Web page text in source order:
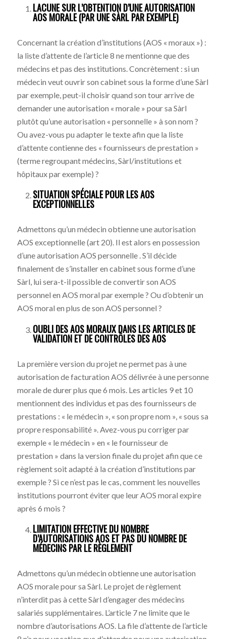
LACUNE SUR L’OBTENTION D’UNE AUTORISATION
AOS MORALE (PAR UNE SÀRL PAR EXEMPLE)
Concernant la création d’institutions (AOS « moraux ») :
la liste d’attente de l’article 8 ne mentionne que des
médecins et pas des institutions. Concrètement : si un
médecin veut ouvrir son cabinet sous la forme d’une Sàrl
par exemple, peut-il choisir quand son tour arrive de
demander une autorisation « morale » pour sa Sàrl
plutôt qu’une autorisation « personnelle » à son nom ?
Ou avez-vous pu adapter le texte afin que la liste
d’attente contienne des « fournisseurs de prestation »
(terme regroupant médecins, Sàrl/institutions et
hôpitaux par exemple) ?
SITUATION SPÉCIALE POUR LES AOS
EXCEPTIONNELLES
Admettons qu’un médecin obtienne une autorisation
AOS exceptionnelle (art 20). Il est alors en possession
d’une autorisation AOS personnelle . S’il décide
finalement de s’installer en cabinet sous forme d’une
Sàrl, lui sera-t-il possible de convertir son AOS
personnel en AOS moral par exemple ? Ou d’obtenir un
AOS moral en plus de son AOS personnel ?
OUBLI DES AOS MORAUX DANS LES ARTICLES DE
VALIDATION ET DE CONTRÔLES DES AOS
La première version du projet ne permet pas à une
autorisation de facturation AOS délivrée à une personne
morale de durer plus que 6 mois. Les articles 9 et 10
mentionnent des individus et pas des fournisseurs de
prestations : « le médecin », « son propre nom », « sous sa
propre responsabilité ». Avez-vous pu corriger par
exemple « le médecin » en « le fournisseur de
prestation » dans la version finale du projet afin que ce
règlement soit adapté à la création d’institutions par
exemple ? Si ce n’est pas le cas, comment les nouvelles
institutions pourront éviter que leur AOS moral expire
après 6 mois ?
LIMITATION EFFECTIVE DU NOMBRE
D’AUTORISATIONS AOS ET PAS DU NOMBRE DE
MÉDECINS PAR LE RÈGLEMENT
Admettons qu’un médecin obtienne une autorisation
AOS morale pour sa Sàrl. Le projet de règlement
n’interdit pas à cette Sàrl d’engager des médecins
salariés supplémentaires. L’article 7 ne limite que le
nombre d’autorisations AOS. La file d’attente de l’article